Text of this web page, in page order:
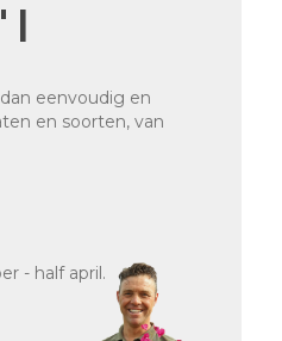
|
eenvoudig en
en soorten, van
- half april.